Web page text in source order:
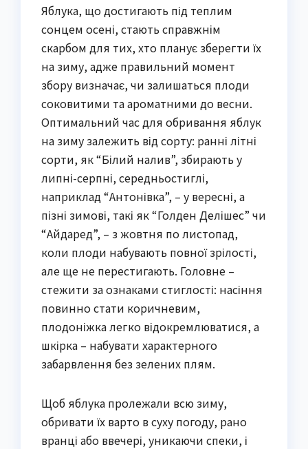
Яблука, що достигають під теплим
сонцем осені, стають справжнім
скарбом для тих, хто планує зберегти їх
на зиму, адже правильний момент
збору визначає, чи залишаться плоди
соковитими та ароматними до весни.
Оптимальний час для обривання яблук
на зиму залежить від сорту: ранні літні
сорти, як “Білий налив”, збирають у
липні-серпні, середньостиглі,
наприклад “Антонівка”, – у вересні, а
пізні зимові, такі як “Голден Делішес” чи
“Айдаред”, – з жовтня по листопад,
коли плоди набувають повної зрілості,
але ще не перестигають. Головне –
стежити за ознаками стиглості: насіння
повинно стати коричневим,
плодоніжка легко відокремлюватися, а
шкірка – набувати характерного
забарвлення без зелених плям.
Щоб яблука пролежали всю зиму,
обривати їх варто в суху погоду, рано
вранці або ввечері, уникаючи спеки, і